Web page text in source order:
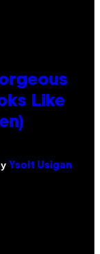
Like
Ysolt Usigan